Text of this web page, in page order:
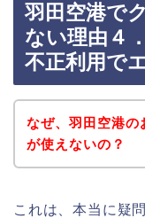
羽田空港で
ない理由４
不正利用で
なぜ、羽田空港の
が使えないの？
これは、本当に疑